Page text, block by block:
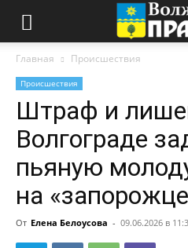
Главная Происшествия
Происшествия
Штраф и
Волгограде
пьяную
на
От Елена Белоусова - 09.06.2026 в